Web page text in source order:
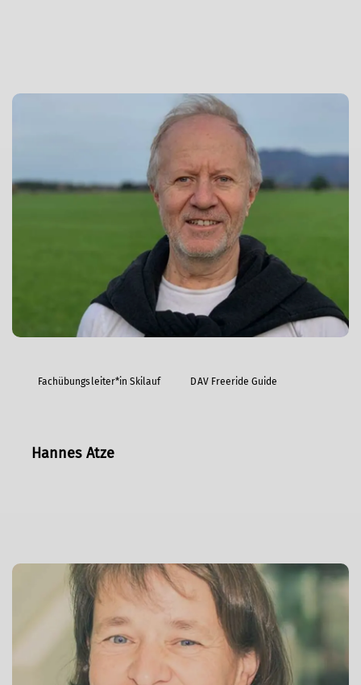
Fachübungsleiter*in Skilauf DAV Freeride Guide
Hannes Atze